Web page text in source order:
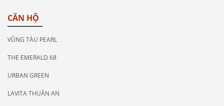
CĂN HỘ
VŨNG TÀU PEARL
THE EMERALD 68
URBAN GREEN
LAVITA THUẬN AN